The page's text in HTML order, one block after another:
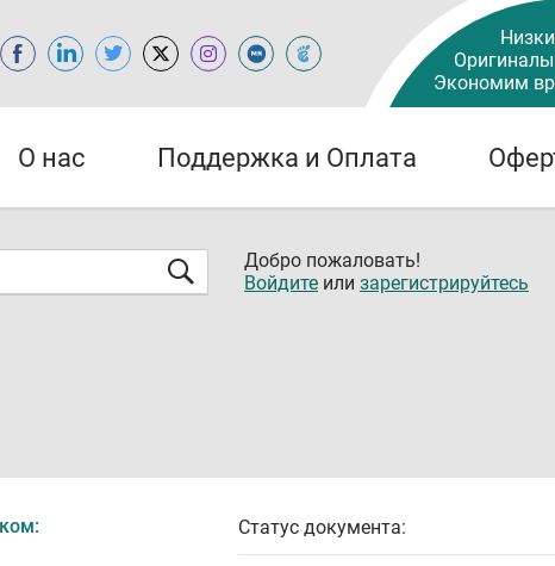
Экономим
О нас Поддержка и Оплата
Добро пожаловать!
Войдите или зарегистрируйтесь
Статус документа: